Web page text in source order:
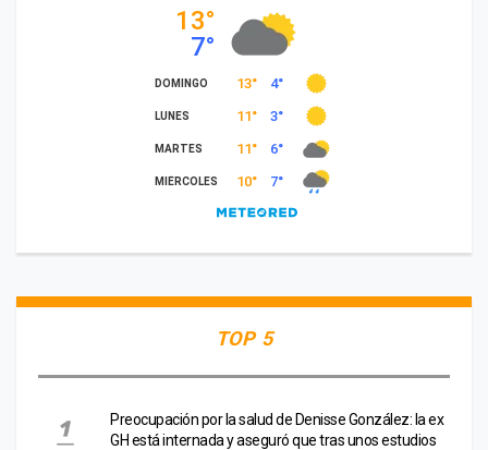
TOP 5
Preocupación por la salud de Denisse González: la ex
GH está internada y aseguró que tras unos estudios